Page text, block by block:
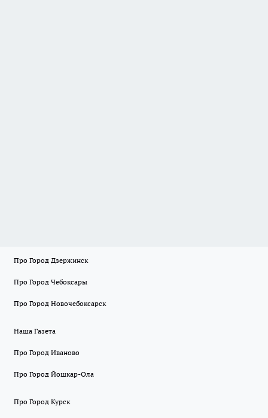
Про Город Дзержинск
Про Город Чебоксары
Про Город Новочебоксарск
Наша Газета
Про Город Иваново
Про Город Йошкар-Ола
Про Город Курск